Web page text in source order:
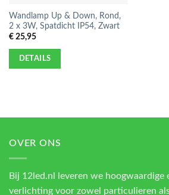
Wandlamp Up & Down, Rond,
2 x 3W, Spatdicht IP54, Zwart
€25,95
DETAILS
OVER ONS
Bij 12led.nl leveren we hoogwaardige
verlichting voor zowel particulieren